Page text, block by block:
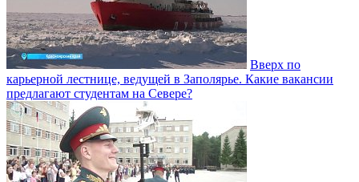
Вверх по
карьерной лестнице, ведущей в Заполярье. Какие вакансии
предлагают студентам на Севере?